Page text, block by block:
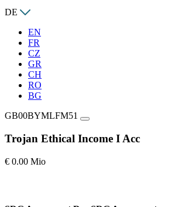
DE
EN
FR
CZ
GR
CH
RO
BG
GB00BYMLFM51
Trojan Ethical Income I Acc
€ 0.00 Mio